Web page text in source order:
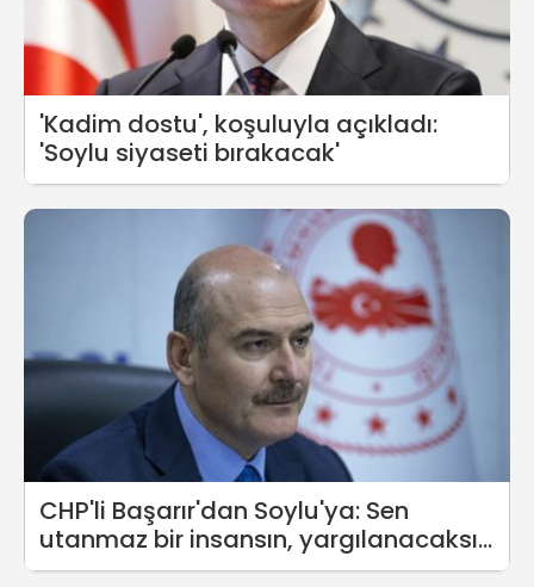
'Kadim dostu', koşuluyla açıkladı:
'Soylu siyaseti bırakacak'
CHP'li Başarır'dan Soylu'ya: Sen
utanmaz bir insansın, yargılanacaksın
suç makinesi!